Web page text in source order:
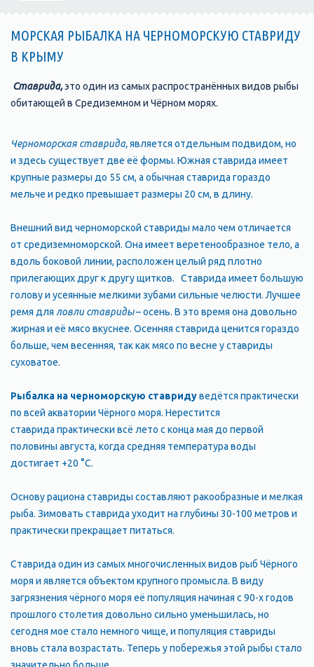
МОРСКАЯ РЫБАЛКА НА ЧЕРНОМОРСКУЮ СТАВРИДУ
В КРЫМУ
Ставрида,это один из самых распространённых видов рыбы
обитающей в Средиземном и Чёрном морях.
Черноморская ставрида,является отдельным подвидом, но
и здесь существует две её формы. Южная ставрида имеет
крупные размеры до 55 см, а обычная ставрида гораздо
мельче и редко превышает размеры 20 см, в длину.
Внешний вид черноморской ставриды мало чем отличается
от средиземноморской. Она имеет веретенообразное тело, а
вдоль боковой линии, расположен целый ряд плотно
прилегающих друг к другу щитков. Ставрида имеет большую
голову и усеянные мелкими зубами сильные челюсти. Лучшее
ремя для ловли ставриды– осень. В это время она довольно
жирная и её мясо вкуснее. Осенняя ставрида ценится гораздо
больше, чем весенняя, так как мясо по весне у ставриды
суховатое.
Рыбалка на черноморскую ставридуведётся практически
по всей акватории Чёрного моря. Нерестится
ставрида практически всё лето с конца мая до первой
половины августа, когда средняя температура воды
достигает +20 °С.
Основу рациона ставриды составляют ракообразные и мелкая
рыба. Зимовать ставрида уходит на глубины 30-100 метров и
практически прекращает питаться.
Ставрида один из самых многочисленных видов рыб Чёрного
моря и является объектом крупного промысла. В виду
загрязнения чёрного моря её популяция начиная с 90-х годов
прошлого столетия довольно сильно уменьшилась, но
сегодня мое стало немного чище, и популяция ставриды
вновь стала возрастать. Теперь у побережья этой рыбы стало